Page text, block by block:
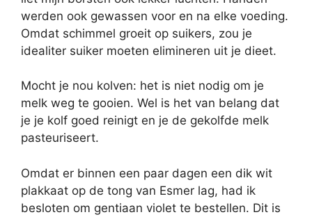
werden ook gewassen voor en na elke voeding.
Omdat schimmel groeit op suikers, zou je
idealiter suiker moeten elimineren uit je dieet.
Mocht je nou kolven: het is niet nodig om je
melk weg te gooien. Wel is het van belang dat
je je kolf goed reinigt en je de gekolfde melk
pasteuriseert.
Omdat er binnen een paar dagen een dik wit
plakkaat op de tong van Esmer lag, had ik
besloten om gentiaan violet te bestellen. Dit is